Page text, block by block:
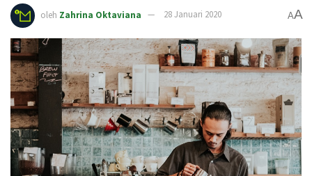
oleh Zahrina Oktaviana 28 Januari 2020 AA